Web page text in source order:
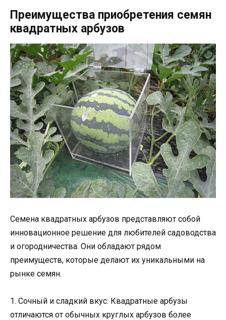
Преимущества приобретения семян
квадратных арбузов
Семена квадратных арбузов представляют собой
инновационное решение для любителей садоводства
и огородничества. Они обладают рядом
преимуществ, которые делают их уникальными на
рынке семян.
1. Сочный и сладкий вкус: Квадратные арбузы
отличаются от обычных круглых арбузов более